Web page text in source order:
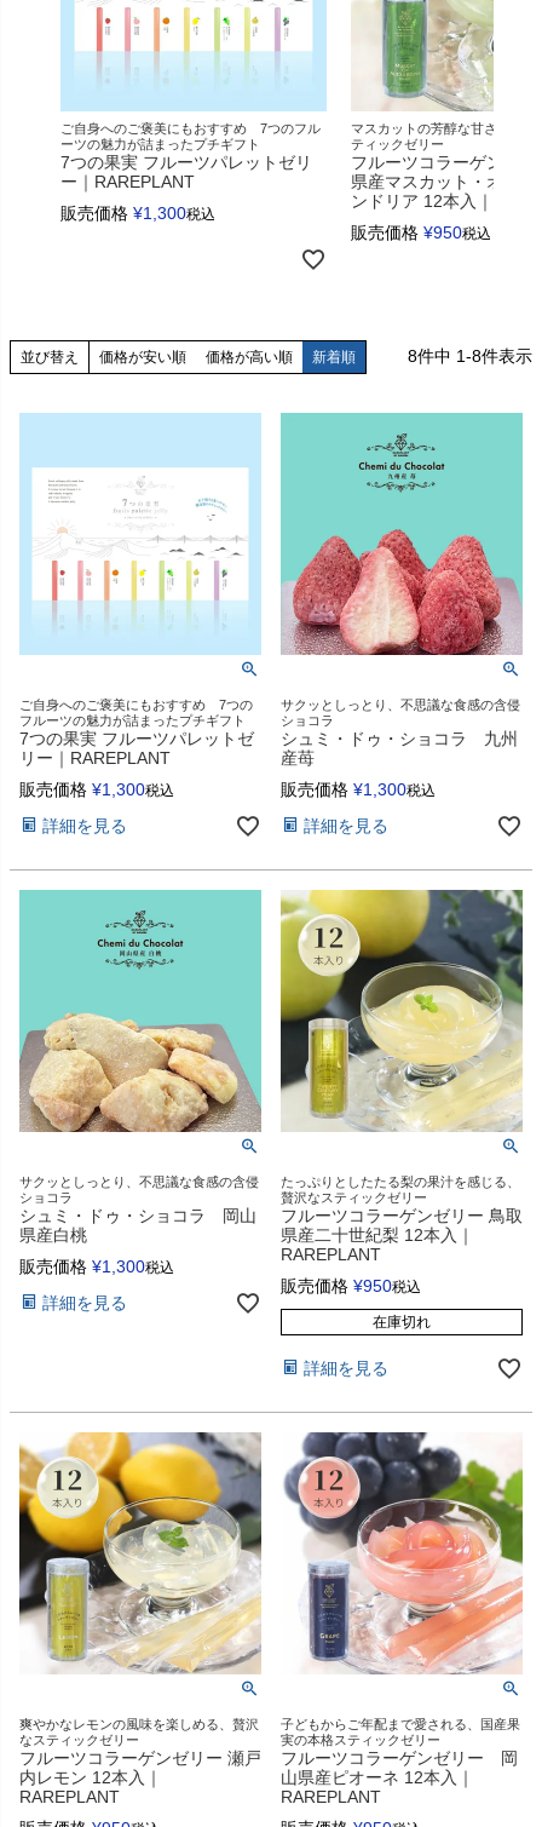
ご自身へのご褒美にもおすすめ 7つのフル
ーツの魅力が詰まったプチギフト
7つの果実 フルーツパレットゼリ
ー｜RAREPLANT
販売価格 ¥1,300税込
マスカットの芳醇な甘さが自慢
ティックゼリー
フルーツコラーゲンゼ
県産マスカット・オブ・
ンドリア 12本入｜
販売価格 ¥950税込
並び替え 価格が安い順 価格が高い順 新着順 8件中 1-8件表示
ご自身へのご褒美にもおすすめ 7つの
フルーツの魅力が詰まったプチギフト
7つの果実 フルーツパレットゼ
リー｜RAREPLANT
販売価格 ¥1,300税込
詳細を見る
サクッとしっとり、不思議な食感の含侵
ショコラ
シュミ・ドゥ・ショコラ 九州
産苺
販売価格 ¥1,300税込
詳細を見る
サクッとしっとり、不思議な食感の含侵
ショコラ
シュミ・ドゥ・ショコラ 岡山
県産白桃
販売価格 ¥1,300税込
詳細を見る
たっぷりとしたたる梨の果汁を感じる、
贅沢なスティックゼリー
フルーツコラーゲンゼリー 鳥取
県産二十世紀梨 12本入｜
RAREPLANT
販売価格 ¥950税込
在庫切れ
詳細を見る
爽やかなレモンの風味を楽しめる、贅沢
なスティックゼリー
フルーツコラーゲンゼリー 瀬戸
内レモン 12本入｜
RAREPLANT
子どもからご年配まで愛される、国産果
実の本格スティックゼリー
フルーツコラーゲンゼリー 岡
山県産ピオーネ 12本入｜
RAREPLANT